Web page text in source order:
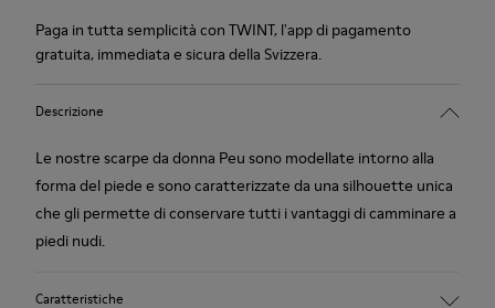
Paga in tutta semplicità con TWINT, l'app di pagamento
gratuita, immediata e sicura della Svizzera.
Descrizione
Le nostre scarpe da donna Peu sono modellate intorno alla
forma del piede e sono caratterizzate da una silhouette unica
che gli permette di conservare tutti i vantaggi di camminare a
piedi nudi.
Caratteristiche